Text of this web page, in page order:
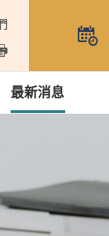
print
最新消息